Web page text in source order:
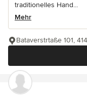
traditionelles Hand...
Mehr
Bataverstrtaße 101,